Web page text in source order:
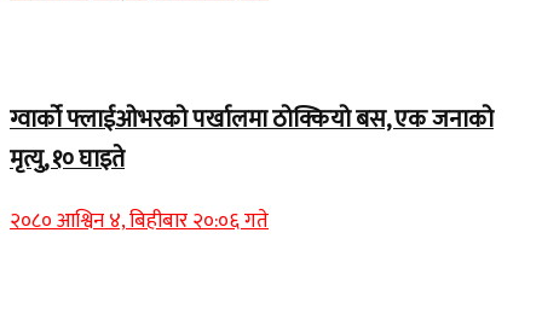
ग्वार्को फ्लाईओभरको पर्खालमा ठोक्कियो बस, एक जनाको
मृत्यु, १० घाइते
२०८० आश्विन ४, बिहीबार २०:०६ गते